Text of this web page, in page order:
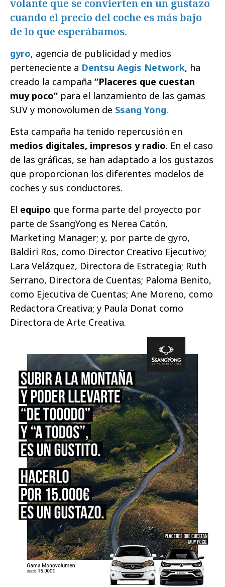
volante que se convierten en un gustazo
cuando el precio del coche es más bajo
de lo que esperábamos.
gyro, agencia de publicidad y medios
perteneciente a Dentsu Aegis Network, ha
creado la campaña “Placeres que cuestan
muy poco” para el lanzamiento de las gamas
SUV y monovolumen de Ssang Yong.
Esta campaña ha tenido repercusión en
medios digitales, impresos y radio. En el caso
de las gráficas, se han adaptado a los gustazos
que proporcionan los diferentes modelos de
coches y sus conductores.
El equipo que forma parte del proyecto por
parte de SsangYong es Nerea Catón,
Marketing Manager; y, por parte de gyro,
Baldiri Ros, como Director Creativo Ejecutivo;
Lara Velázquez, Directora de Estrategia; Ruth
Serrano, Directora de Cuentas; Paloma Benito,
como Ejecutiva de Cuentas; Ane Moreno, como
Redactora Creativa; y Paula Donat como
Directora de Arte Creativa.